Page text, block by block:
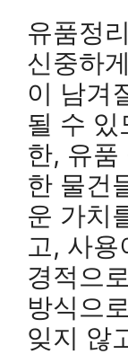
유품정
신중하
이 남겨
될 수 있
한, 유품
한 물건
운 가치
고, 사
경적으
방식으
잊지 않